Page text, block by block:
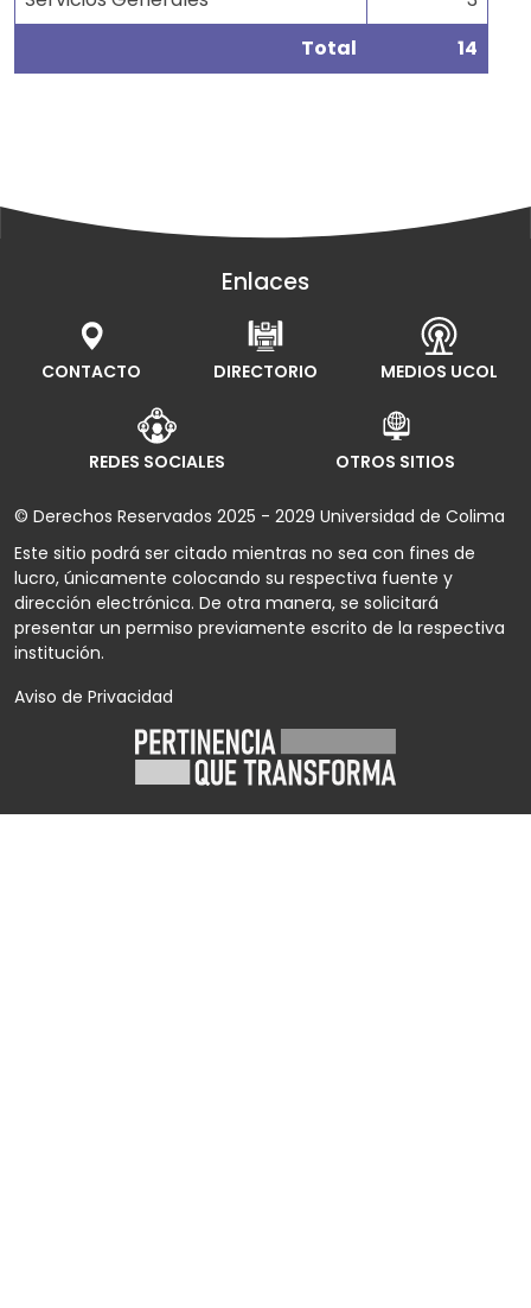
Total
14
Enlaces
CONTACTO DIRECTORIO MEDIOS UCOL
REDES SOCIALES OTROS SITIOS
© Derechos Reservados 2025 - 2029 Universidad de Colima
Este sitio podrá ser citado mientras no sea con fines de
lucro, únicamente colocando su respectiva fuente y
dirección electrónica. De otra manera, se solicitará
presentar un permiso previamente escrito de la respectiva
institución.
Aviso de Privacidad